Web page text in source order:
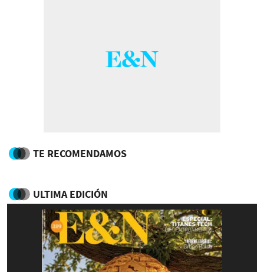
TE RECOMENDAMOS
ULTIMA EDICIÓN